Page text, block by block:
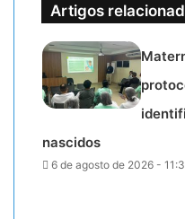
Artigos
nascidos
6 de agosto de 2026 -